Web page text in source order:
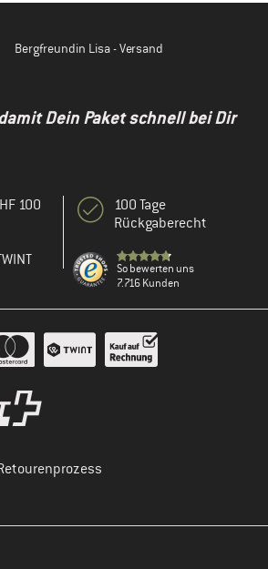
Bergfreundin Lisa - Versand
Dein Paket schnell bei Dir
100
100 Tage
Rückgaberecht
So bewerten uns
7.716 Kunden